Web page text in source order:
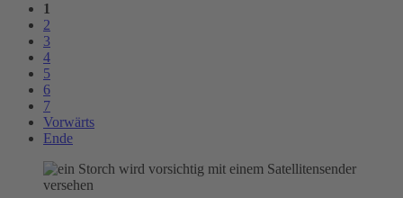
1
2
3
4
5
6
7
Vorwärts
Ende